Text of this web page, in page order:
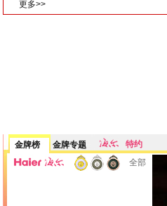
更多>>
金牌榜 金牌专题 特约
全部